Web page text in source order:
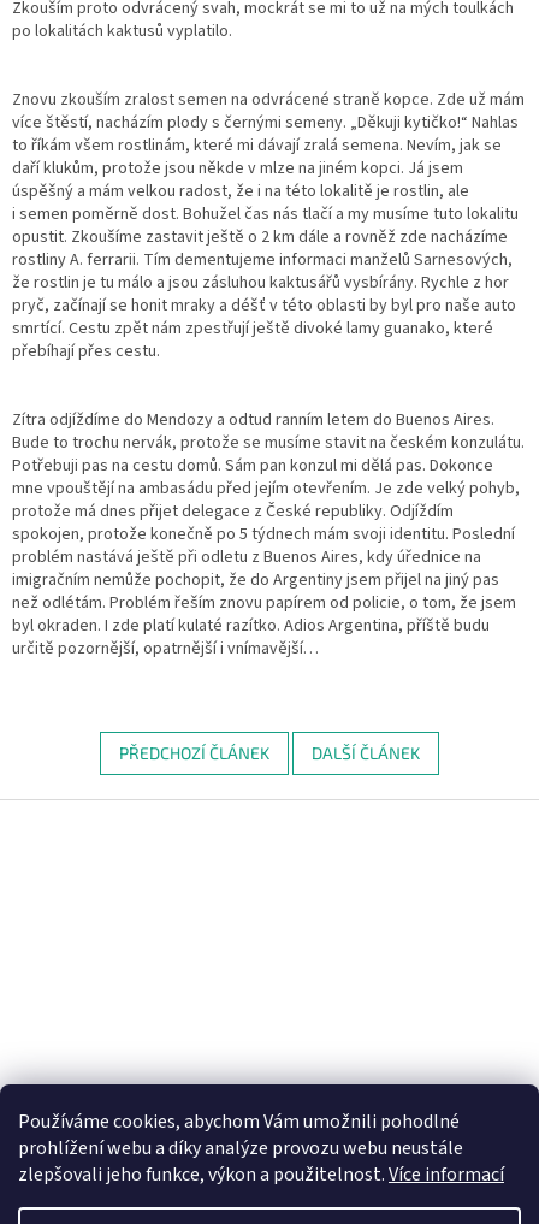
Používáme cookies, abychom Vám umožnili pohodlné
prohlížení webu a díky analýze provozu webu neustále
zlepšovali jeho funkce, výkon a použitelnost.Více informací
Zkouším proto odvrácený svah, mockrát se mi to už na mých toulkách
po lokalitách kaktusů vyplatilo.
Znovu zkouším zralost semen na odvrácené straně kopce. Zde už mám
více štěstí, nacházím plody s černými semeny. „Děkuji kytičko!“ Nahlas
to říkám všem rostlinám, které mi dávají zralá semena. Nevím, jak se
daří klukům, protože jsou někde v mlze na jiném kopci. Já jsem
úspěšný a mám velkou radost, že i na této lokalitě je rostlin, ale
i semen poměrně dost. Bohužel čas nás tlačí a my musíme tuto lokalitu
opustit. Zkoušíme zastavit ještě o 2 km dále a rovněž zde nacházíme
rostliny A. ferrarii. Tím dementujeme informaci manželů Sarnesových,
že rostlin je tu málo a jsou zásluhou kaktusářů vysbírány. Rychle z hor
pryč, začínají se honit mraky a déšť v této oblasti by byl pro naše auto
smrtící. Cestu zpět nám zpestřují ještě divoké lamy guanako, které
přebíhají přes cestu.
Zítra odjíždíme do Mendozy a odtud ranním letem do Buenos Aires.
Bude to trochu nervák, protože se musíme stavit na českém konzulátu.
Potřebuji pas na cestu domů. Sám pan konzul mi dělá pas. Dokonce
mne vpouštějí na ambasádu před jejím otevřením. Je zde velký pohyb,
protože má dnes přijet delegace z České republiky. Odjíždím
spokojen, protože konečně po 5 týdnech mám svoji identitu. Poslední
problém nastává ještě při odletu z Buenos Aires, kdy úřednice na
imigračním nemůže pochopit, že do Argentiny jsem přijel na jiný pas
než odlétám. Problém řeším znovu papírem od policie, o tom, že jsem
byl okraden. I zde platí kulaté razítko. Adios Argentina, příště budu
určitě pozornější, opatrnější i vnímavější…
PŘEDCHOZÍ ČLÁNEK DALŠÍ ČLÁNEK